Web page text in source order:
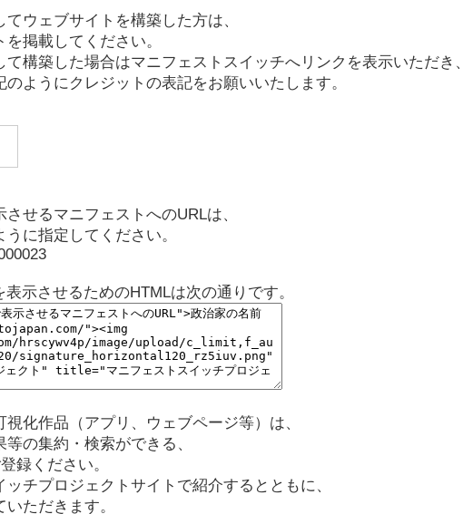
ウェブサイトを構築した方は、
掲載してください。
構築した場合はマニフェストスイッチへリンクを表示いただき、
ようにクレジットの表記をお願いいたします。
せるマニフェストへのURLは、
に指定してください。
示させるためのHTMLは次の通りです。
化作品（アプリ、ウェブページ等）は、
の集約・検索ができる、
録ください。
チプロジェクトサイトで紹介するとともに、
ただきます。